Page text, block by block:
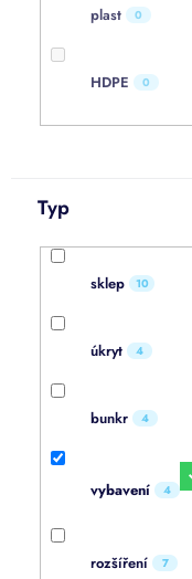
plast 0
HDPE 0
Typ
sklep 10
úkryt 4
bunkr 4
vybavení 4
rozšíření 7